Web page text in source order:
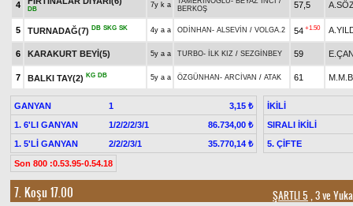
4
DB
7y k a
BERKOŞ
57,5
5 TURNADAĞ(7) DB SKG SK 4y a a ODİNHAN - ALSEVİN / VOLGA.2 54 +1.50
6 KARAKURT BEYİ(5) 5y a a TURBO- İLK KIZ / SEZGİNBEY 59
7 BALKI TAY(2) KG DB 5y a a ÖZGÜNHAN - ARCİVAN / ATAK 61
GANYAN 1
3,15 ₺
1. 6'LI GANYAN
1/2/2/2/3/1
86.734,00 ₺
1. 5'Lİ GANYAN
2/2/2/3/1 35.770,14 ₺
İKİLİ
SIRALI İKİLİ
5. ÇİFTE
Son 800 :0.53.95-0.54.18
7. Koşu 17.00 ŞARTLI 5 , 3 ve